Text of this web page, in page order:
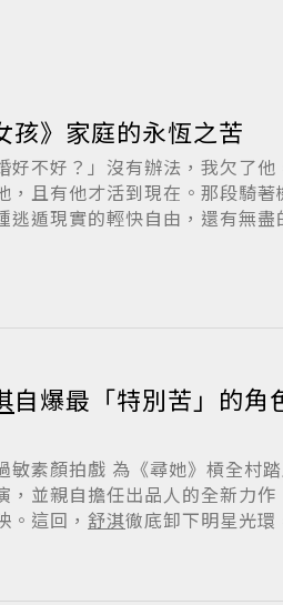
孩》家庭的永恆之苦
好不好？」沒有辦法，我欠了
，且有他才活到現在。那段騎
逃遁現實的輕快自由，還有無
自爆最「特別苦」的角
槓全村踏上撕心之路由「金馬影
，並親自擔任出品人的全新力
。這回， 舒淇徹底卸下明星光